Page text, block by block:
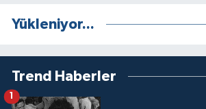
Yükleniyor...
Trend Haberler
1